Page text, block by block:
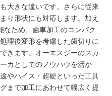
大きな違いです。さらに従来
り形状にも対応します。加え
なため、歯車加工のコンパク
理後変形を考慮した歯切りに
きます。オーエスジーのスカ
カとしてのノウハウを活か
やハイス・超硬といった工具
まで加工にあわせて幅広く提